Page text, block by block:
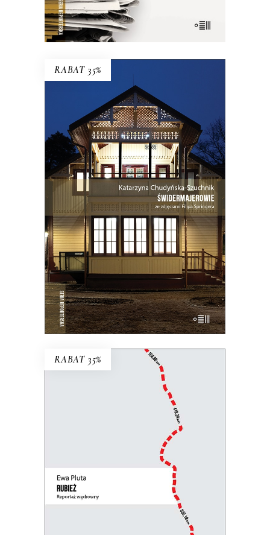
E-BOOK DO KOSZYKA
RABAT 35%
E-BOOK DO KOSZYKA
ŚWIDERMAJEROWIE
Domy torty, domy duchy, domy
ogniska, domy uśpione i domy
wskrzeszone, domy skarbonki i domy
bezpańskie…
55.00 zł 35.75zł
KSIĄŻKA DO KOSZYKA
RABAT 35%
RUBIEŻ. REPORTAŻ
WĘDROWNY
Perspektywa pieszej reporterki łączy się
z uniwersalną refleksją nad granicami,
murami i zasiekami, które dzielą ludzi.
zł